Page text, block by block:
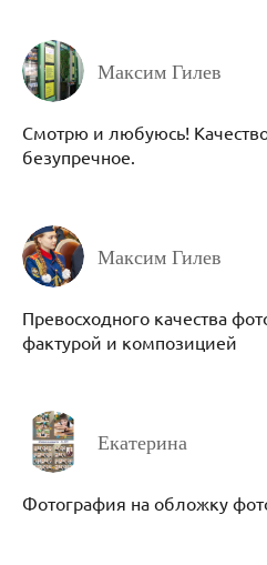
Максим Гилев
Смотрю и любуюсь!
безупречное.
Максим Гилев
Превосходного качества
фактурой и композицией
Екатерина
Фотография на обложку